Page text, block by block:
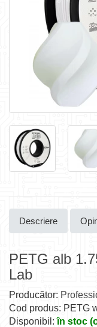
Descriere
PETG alb
Lab
Producător:
Cod produs: PETG
Disponibil:în stoc